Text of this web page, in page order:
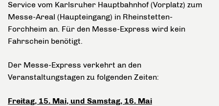
Service vom Karlsruher Hauptbahnhof (Vorplatz) zum
Messe-Areal (Haupteingang) in Rheinstetten-
Forchheim an. Für den Messe-Express wird kein
Fahrschein benötigt.
Der Messe-Express verkehrt an den
Veranstaltungstagen zu folgenden Zeiten:
Freitag, 15. Mai, und Samstag, 16. Mai